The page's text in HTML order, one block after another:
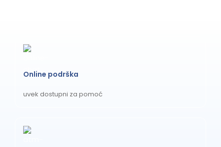
Online podrška
uvek dostupni za pomoć